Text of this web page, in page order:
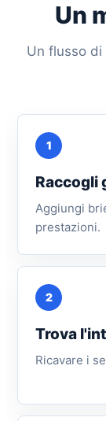
Un
Un flusso
1
Raccogli
Aggiungi
prestazioni.
2
Trova
Ricavare i